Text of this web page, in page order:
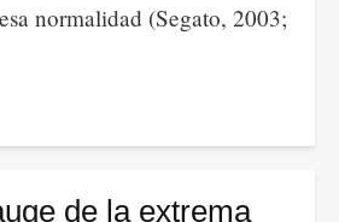
normalidad (Segato, 2003;
de la extrema